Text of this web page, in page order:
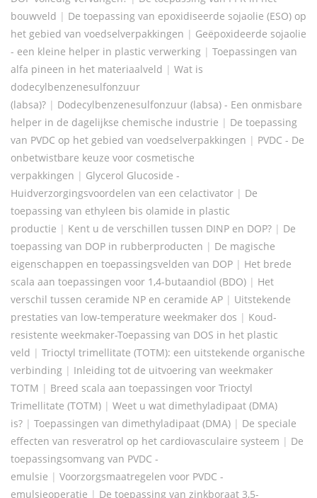
bouwveld | De toepassing van epoxidiseerde sojaolie (ESO) op
het gebied van voedselverpakkingen | Geëpoxideerde sojaolie
- een kleine helper in plastic verwerking | Toepassingen van
alfa pineen in het materiaalveld | Wat is
dodecylbenzenesulfonzuur
(labsa)? | Dodecylbenzenesulfonzuur (labsa) - Een onmisbare
helper in de dagelijkse chemische industrie | De toepassing
van PVDC op het gebied van voedselverpakkingen | PVDC - De
onbetwistbare keuze voor cosmetische
verpakkingen | Glycerol Glucoside -
Huidverzorgingsvoordelen van een celactivator | De
toepassing van ethyleen bis olamide in plastic
productie | Kent u de verschillen tussen DINP en DOP? | De
toepassing van DOP in rubberproducten | De magische
eigenschappen en toepassingsvelden van DOP | Het brede
scala aan toepassingen voor 1,4-butaandiol (BDO) | Het
verschil tussen ceramide NP en ceramide AP | Uitstekende
prestaties van low-temperature weekmaker dos | Koud-
resistente weekmaker-Toepassing van DOS in het plastic
veld | Trioctyl trimellitate (TOTM): een uitstekende organische
verbinding | Inleiding tot de uitvoering van weekmaker
TOTM | Breed scala aan toepassingen voor Trioctyl
Trimellitate (TOTM) | Weet u wat dimethyladipaat (DMA)
is? | Toepassingen van dimethyladipaat (DMA) | De speciale
effecten van resveratrol op het cardiovasculaire systeem | De
toepassingsomvang van PVDC -
emulsie | Voorzorgsmaatregelen voor PVDC -
emulsieoperatie | De toepassing van zinkboraat 3,5-